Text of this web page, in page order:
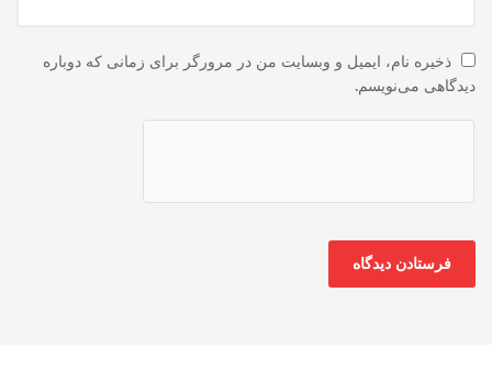
ذخیره نام، ایمیل و وبسایت من در مرورگر برای زمانی که دوباره
دیدگاهی می‌نویسم.